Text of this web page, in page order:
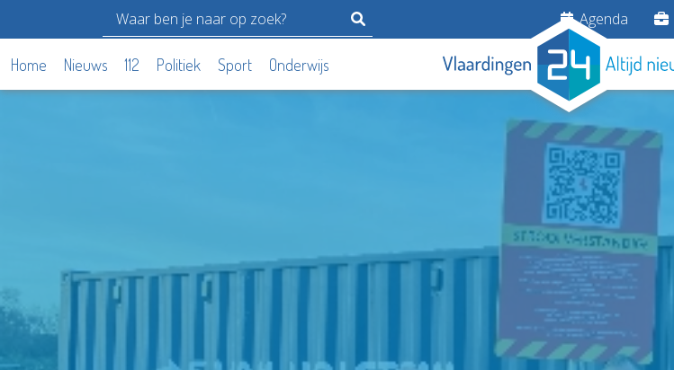
Agenda
Home Nieuws 112 Politiek Sport Onderwijs